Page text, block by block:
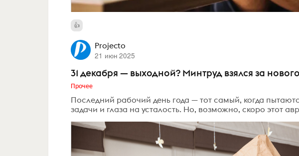
Projecto
21 июн 2025
31 декабря — выходной? Минтруд взялся за
Прочее
Последний рабочий день года — тот самый, когда
задачи и глаза на усталость. Но, возможно, скоро этот